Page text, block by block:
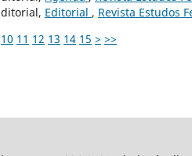
Editorial , Revista Estudos
10 11 12 13 14 15 > >>